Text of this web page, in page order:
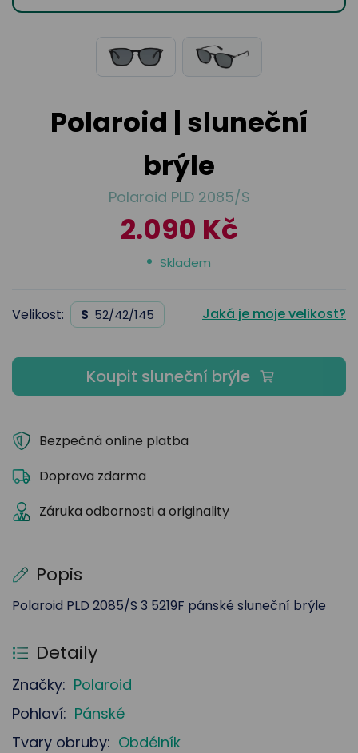
brýle
Popis
Polaroid PLD 2085/S 3 5219F pánské sluneční brýle
Detaily
Značky: Polaroid
Pohlaví: Pánské
Tvary obruby: Obdélník
Polaroid | sluneční
brýle
Polaroid PLD 2085/S
2.090 Kč
Skladem
Velikost: S 52/42/145 Jaká je moje velikost?
Koupit sluneční brýle
Bezpečná online platba
Doprava zdarma
Záruka odbornosti a originality